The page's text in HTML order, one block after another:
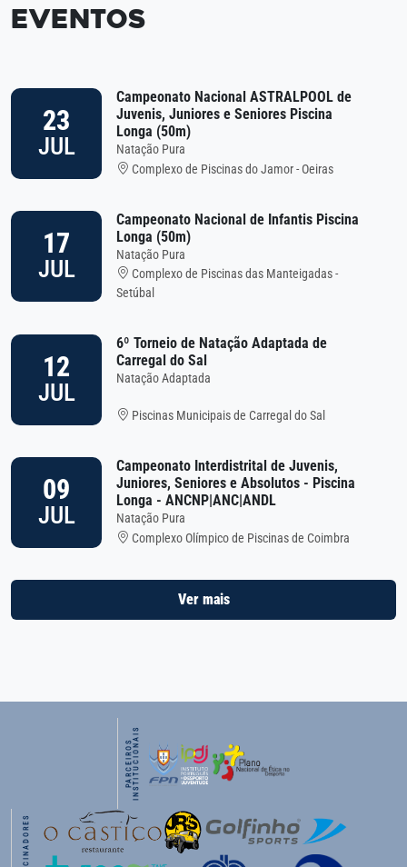
Eventos
23
JUL
Campeonato Nacional ASTRALPOOL de
Juvenis, Juniores e Seniores Piscina
Longa (50m)
Natação Pura
Complexo de Piscinas do Jamor - Oeiras
17
JUL
Campeonato Nacional de Infantis Piscina
Longa (50m)
Natação Pura
Complexo de Piscinas das Manteigadas -
Setúbal
12
JUL
6º Torneio de Natação Adaptada de
Carregal do Sal
Natação Adaptada
Piscinas Municipais de Carregal do Sal
09
JUL
Campeonato Interdistrital de Juvenis,
Juniores, Seniores e Absolutos - Piscina
Longa - ANCNP|ANC|ANDL
Natação Pura
Complexo Olímpico de Piscinas de Coimbra
Ver mais
P
A
R
C
E
I
R
O
S
I
N
S
T
I
T
U
C
I
O
N
A
IS